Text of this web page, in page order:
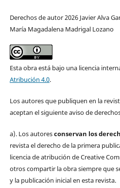
Derechos de autor 2026 Javier Alva
María Magadalena Madrigal Lozano
Esta obra está bajo una licencia
Atribución 4.0.
Los autores que publiquen en la
aceptan el siguiente aviso de
a). Los autoresconservan los
revista el derecho de la primera
licencia de atribución de Creative
otros compartir la obra siempre que
y la publicación inicial en esta revista.